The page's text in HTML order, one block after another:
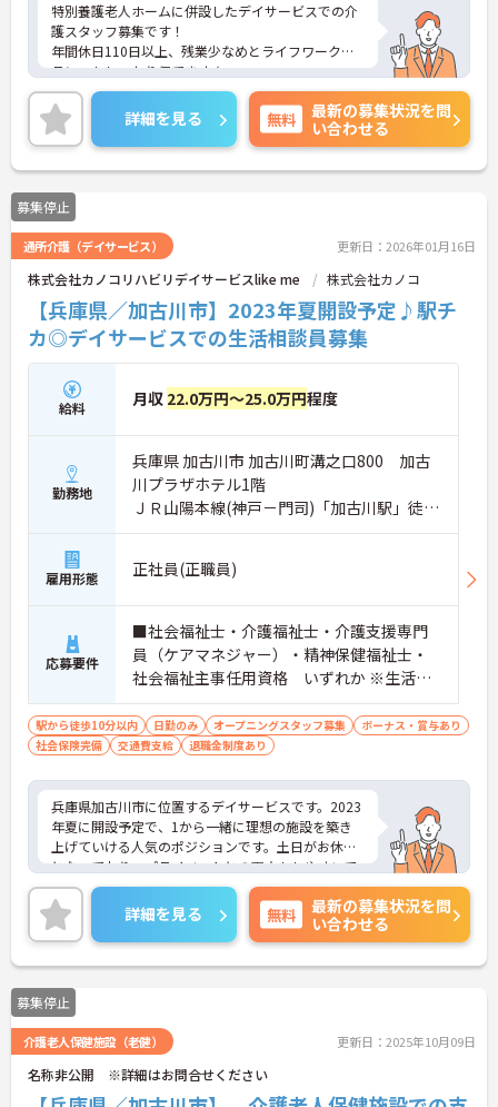
特別養護老人ホームに併設したデイサービスでの介
護スタッフ募集です！
年間休日110日以上、残業少なめとライフワークバ
ランスもしっかり保てます★
加えて賞与4.0か月分支給実績あり◎頑張った分だけ
評価してもらえる環境です♪
あなたの経験やスキルを活かして、高齢者の皆さま
が安心して過ごせる空間づくりにチャレンジしてみ
ませんか？
ご興味ある方には、面接対策ポイントなど、さらに
詳細をお話しいたしますのでお気軽にご相談くださ
い。
詳細を見る 無料
最新の募集状況を問
い合わせる
募集停止
通所介護（デイサービス） 更新日：2026年01月16日
株式会社カノコリハビリデイサービスlike me 株式会社カノコ
【兵庫県／加古川市】2023年夏開設予定♪駅チ
カ◎デイサービスでの生活相談員募集
給料 月収 22.0万円～25.0万円程度
勤務地
兵庫県 加古川市 加古川町溝之口800 加古
川プラザホテル1階
ＪＲ山陽本線(神戸－門司)「加古川駅」徒歩
5分
雇用形態 正社員(正職員)
応募要件
■社会福祉士・介護福祉士・介護支援専門
員（ケアマネジャー）・精神保健福祉士・
社会福祉主事任用資格 いずれか ※生活相
談員としての実務経験あれば尚可、ブラン
クありOK ※Excel、WordなどのPC基本操作
■普通自動車運転免許（AT限定可/ペーパー
駅から徒歩10分以内 日勤のみ オープニングスタッフ募集
ボーナス・賞与あり
社会保険完備
交通費支給 退職金制度あり
兵庫県加古川市に位置するデイサービスです。2023
年夏に開設予定で、1から一緒に理想の施設を築き
上げていける人気のポジションです。土日がお休み
となっており、プライベートとの両立もしやすいで
す。ご興味のある方には、面接対策ポイントなど、
さらに詳細をお話しいたしますのでお気軽にご相談
ください！
詳細を見る 無料
最新の募集状況を問
い合わせる
募集停止
介護老人保健施設（老健） 更新日：2025年10月09日
名称非公開 ※詳細はお問合せください